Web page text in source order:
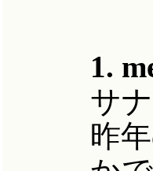
1.
サ
昨